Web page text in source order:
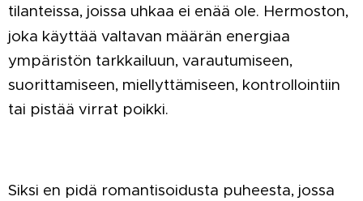
tilanteissa, joissa uhkaa ei enää ole. Hermoston,
joka käyttää valtavan määrän energiaa
ympäristön tarkkailuun, varautumiseen,
suorittamiseen, miellyttämiseen, kontrollointiin
tai pistää virrat poikki.
Siksi en pidä romantisoidusta puheesta, jossa